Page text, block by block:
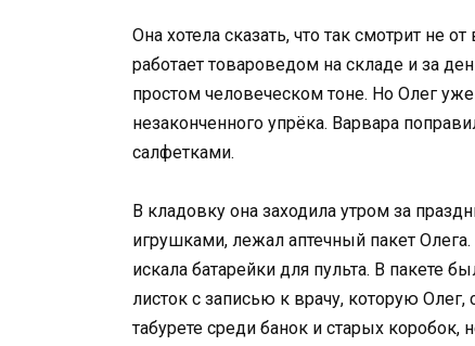
Она хотела сказать, что так смотрит не
работает товароведом на складе и за
простом человеческом тоне. Но Олег
незаконченного упрёка. Варвара
салфетками.
В кладовку она заходила утром за
игрушками, лежал аптечный пакет
искала батарейки для пульта. В
листок с записью к врачу, которую Олег,
табурете среди банок и старых коробок,